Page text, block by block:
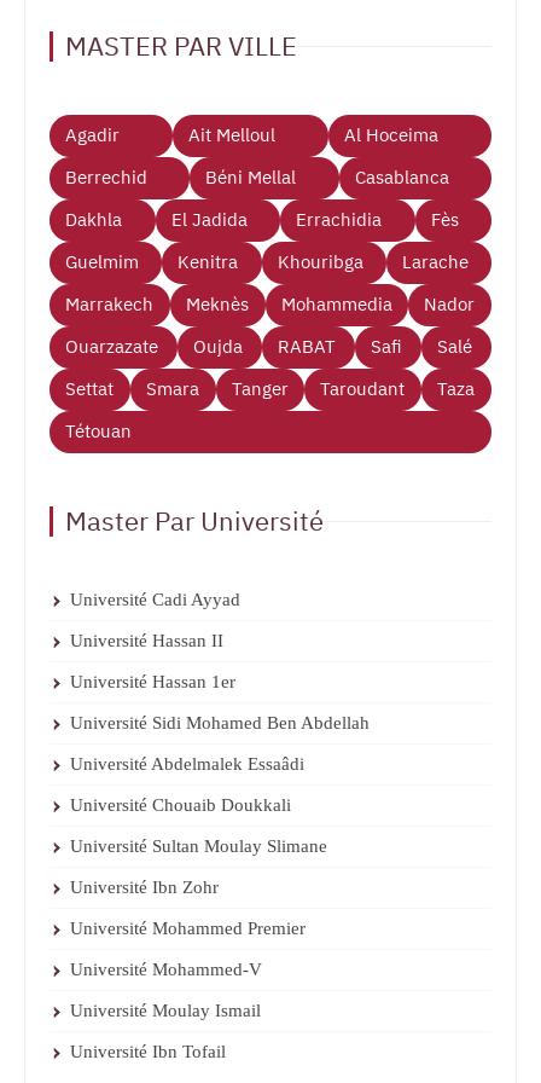
MASTER PAR VILLE
Agadir Ait Melloul
Al Hoceima
Berrechid
Béni Mellal
Casablanca
Dakhla
El Jadida Errachidia
Fès
Guelmim
Kenitra Khouribga
Larache
Marrakech
Meknès Mohammedia
Nador
Ouarzazate
Oujda RABAT Safi
Salé
Settat
Smara Tanger Taroudant
Taza
Tétouan
Master Par Université
Université Cadi Ayyad
Université Hassan II
Université Hassan 1er
Université Sidi Mohamed Ben Abdellah
Université Abdelmalek Essaâdi
Université Chouaib Doukkali
Université Sultan Moulay Slimane
Université Ibn Zohr
Université Mohammed Premier
Université Mohammed-V
Université Moulay Ismail
Université Ibn Tofail